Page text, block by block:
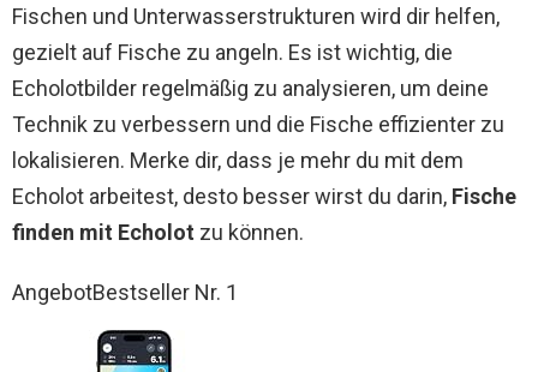
Fischen und Unterwasserstrukturen wird dir helfen,
gezielt auf Fische zu angeln. Es ist wichtig, die
Echolotbilder regelmäßig zu analysieren, um deine
Technik zu verbessern und die Fische effizienter zu
lokalisieren. Merke dir, dass je mehr du mit dem
Echolot arbeitest, desto besser wirst du darin, Fische
finden mit Echolot zu können.
AngebotBestseller Nr. 1